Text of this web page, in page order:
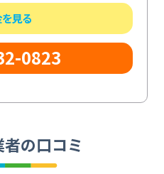
見る
0823
の口コミ